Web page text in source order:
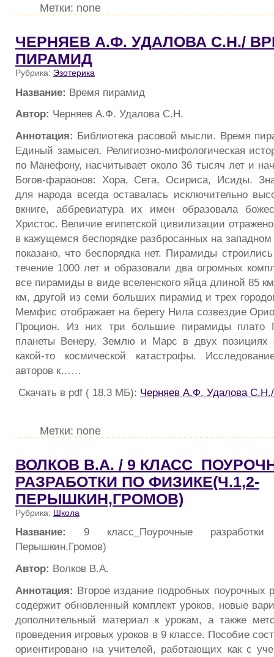
Метки: none
ЧЕРНЯЕВ А.Ф. УДАЛОВА С.Н./
ПИРАМИД
Рубрика: Эзотерика
Название: Время пирамид
Автор: Черняев А.Ф. Удалова С.Н.
Аннотация: Библиотека расовой мысли. Время
Единый замысел. Религиозно-мифологическая
по Манефону, насчитывает около 36 тысяч лет и
Богов-фараонов: Хора, Сета, Осириса, Исиды.
для народа всегда оставалась исключительно
вкниге, аббревиатура их имен образовала
Христос. Величие египетской цивилизации
в кажущемся беспорядке разбросанных на
показано, что беспорядка нет. Пирамиды
течение 1000 лет и образовали два огромных
все пирамиды в виде вселенского яйца длиной 85
км, другой из семи больших пирамид и трех
Мемфис отображает на берегу Нила созвездие
Процион. Из них три большие пирамиды плато
планеты Венеру, Землю и Марс в двух позициях
какой-то космической катастрофы.
авторов к……
Скачать в pdf ( 18,3 МБ): Черняев А.Ф. Удалова
Метки: none
ВОЛКОВ В.А. / 9
РАЗРАБОТКИ ПО ФИЗИКЕ(Ч.1,2-
ПЕРЫШКИН,ГРОМОВ)
Рубрика: Школа
Название: 9 класс_Поурочные
Перышкин,Громов)
Автор: Волков В.А.
Аннотация: Второе издание подробных поурочных
содержит обновленный комплект уроков, новые
дополнительный материал к урокам, а также
проведения игровых уроков в 9 классе. Пособие
ориентировано на учителей, работающих как с